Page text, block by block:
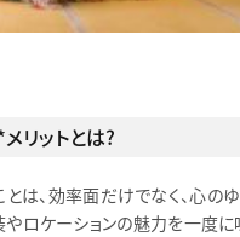
ットとは？
は、効率面だけでなく、心の
ロケーションの魅力を一度